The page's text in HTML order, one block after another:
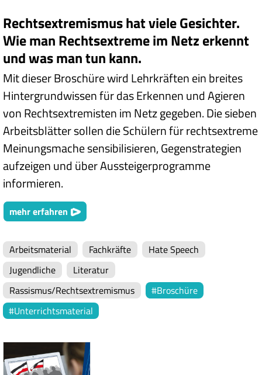
Rechtsextremismus hat viele Gesichter.
Wie man Rechtsextreme im Netz erkennt
und was man tun kann.
Mit dieser Broschüre wird Lehrkräften ein breites
Hintergrundwissen für das Erkennen und Agieren
von Rechtsextremisten im Netz gegeben. Die sieben
Arbeitsblätter sollen die Schülern für rechtsextreme
Meinungsmache sensibilisieren, Gegenstrategien
aufzeigen und über Aussteigerprogramme
informieren.
mehr erfahren
Arbeitsmaterial Fachkräfte
Hate Speech
Jugendliche
Literatur
Rassismus/Rechtsextremismus
Broschüre
Unterrichtsmaterial